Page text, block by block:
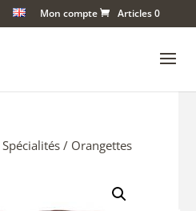
Mon compte Articles 0
Spécialités/ Orangettes